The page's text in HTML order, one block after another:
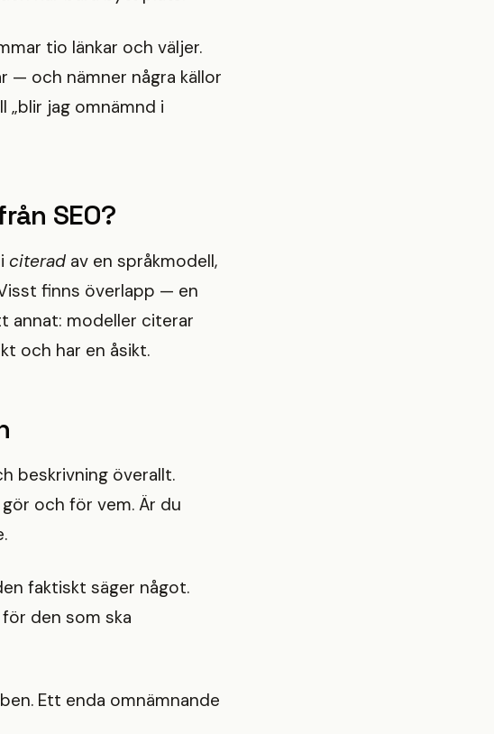
tio länkar och väljer.
— och nämner några källor
„blir jag omnämnd i
SEO?
citerad av en språkmodell,
finns överlapp — en
annat: modeller citerar
och har en åsikt.
beskrivning överallt.
och för vem. Är du
faktiskt säger något.
den som ska
Ett enda omnämnande